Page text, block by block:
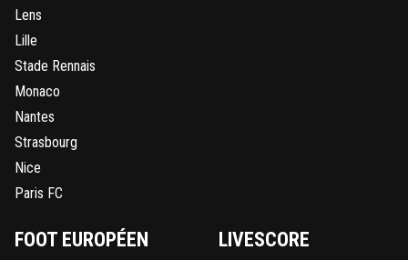
Lens
Lille
Stade Rennais
Monaco
Nantes
Strasbourg
Nice
Paris FC
FOOT EUROPÉEN LIVESCORE